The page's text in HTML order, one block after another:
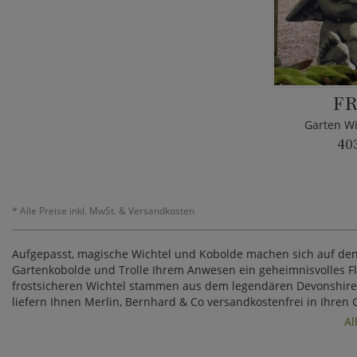
Garten
* Alle Preise inkl. MwSt. & Versandkosten
Aufgepasst, magische Wichtel und Kobolde machen sich auf
Gartenkobolde und Trolle Ihrem Anwesen ein
frostsicheren Wichtel stammen aus dem legendären
liefern Ihnen Merlin, Bernhard & Co versandkostenfrei in Ihren